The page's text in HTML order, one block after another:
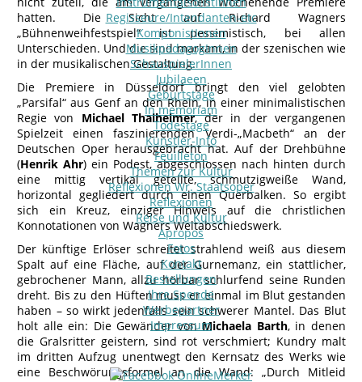
Regisseure/Intendanten-etc
KomponistInnen
MusikpädagogInnen
SchauspielerInnen
Jubilaeen
Geburtstage
In memoriam
Todestage
Künstler-Info
Feuilleton
Themen zur Kultur
Reflexionen Wr. Staatsoper
Reflexionen
Reise und Kultur
Apropos
Fotos
Kontakt
Bestellungen
Ihre Spende
Werbepartner
Impressum
hatten. Die Sicht auf Richard Wagners
„Bühnenweihfestspiel“ ist pessimistisch, bei allen
Unterschieden. Und die sind markant, in der szenischen wie
in der musikalischen Gestaltung.
Die Premiere in Düsseldorf bringt den viel gelobten
„Parsifal“ aus Genf an den Rhein, in einer minimalistischen
Regie von Michael Thalheimer, der in der vergangenen
Spielzeit einen faszinierenden Verdi-„Macbeth“ an der
Deutschen Oper herausgebracht hat. Auf der Drehbühne
(Henrik Ahr) ein Podest, abgeschlossen nach hinten durch
eine mittig vertikal geteilte, schmutzigweiße Wand,
horizontal gegliedert durch einen Querbalken. So ergibt
sich ein Kreuz, einziger Hinweis auf die christlichen
Konnotationen von Wagners Weltabschiedswerk.
Der künftige Erlöser schreitet strahlend weiß aus diesem
Spalt auf eine Fläche, auf der Gurnemanz, ein stattlicher,
gebrochener Mann, allzu hörbar schlurfend seine Runden
dreht. Bis zu den Hüften muss er einmal im Blut gestanden
haben – so wirkt jedenfalls sein schwerer Mantel. Das Blut
holt alle ein: Die Gewänder vonMichaela Barth, in denen
die Gralsritter geistern, sind rot verschmiert; Kundry malt
im dritten Aufzug unentwegt den Kernsatz des Werks wie
eine Beschwörungsformel an die Wand: „Durch Mitleid